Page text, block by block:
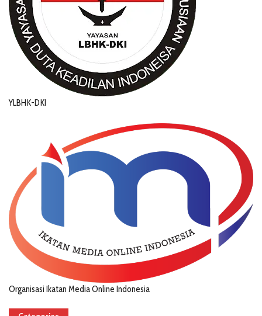
YLBHK-DKI
Organisasi Ikatan Media Online Indonesia